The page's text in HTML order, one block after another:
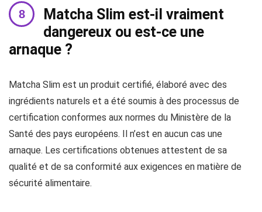
Matcha Slim est-il vraiment
dangereux ou est-ce une
arnaque ?
Matcha Slim est un produit certifié, élaboré avec des
ingrédients naturels et a été soumis à des processus de
certification conformes aux normes du Ministère de la
Santé des pays européens. Il n’est en aucun cas une
arnaque. Les certifications obtenues attestent de sa
qualité et de sa conformité aux exigences en matière de
sécurité alimentaire.